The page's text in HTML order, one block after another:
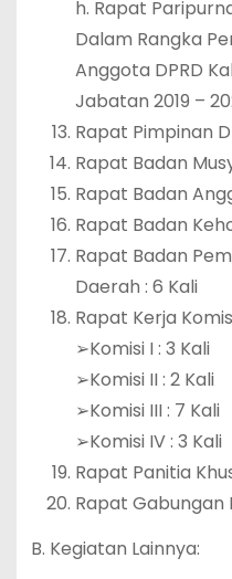
h. Rapat
Dalam Rangka
Anggota DPRD
Jabatan 2019 –
Rapat Pimpinan
Rapat Badan
Rapat Badan
Rapat Badan
Rapat Badan
Daerah : 6 Kali
Rapat Kerja
➢Komisi I : 3 Kali
➢Komisi II : 2 Kali
➢Komisi III : 7 Kali
➢Komisi IV : 3 Kali
Rapat Panitia
Rapat Gabungan
B. Kegiatan Lainnya: